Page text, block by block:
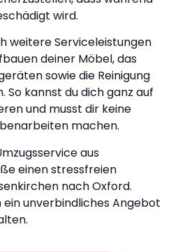
wird.
weitere Serviceleistungen
deiner Möbel, das
sowie die Reinigung
So kannst du dich ganz auf
und musst dir keine
machen.
aus
einen stressfreien
nach Oxford.
unverbindliches Angebot